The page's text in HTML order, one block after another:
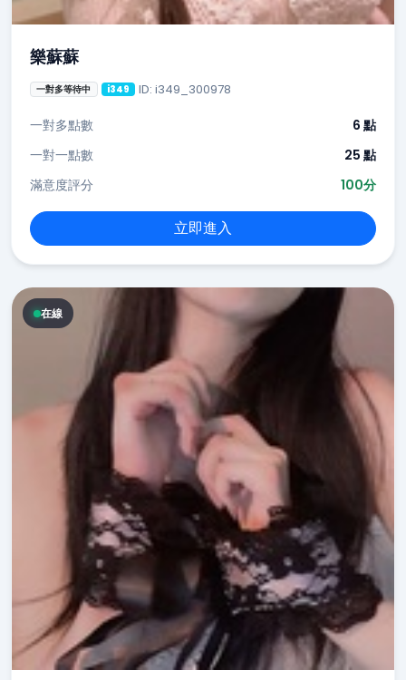
樂蘇蘇
一對多等待中 i349 ID: i349_300978
一對多點數
6 點
一對一點數
25 點
滿意度評分
100分
立即進入
在線